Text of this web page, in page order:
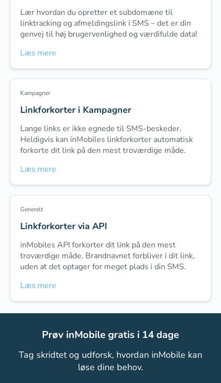
Lær hvordan du opretter et subdomæne til
linktracking og afmeldingslink i SMS – det er din
genvej til høj brugervenlighed og værdifulde data!
Læs mere
Kampagner
Linkforkorter i Kampagner
Lange links er ikke egnede til SMS-beskeder.
Heldigvis kan inMobiles linkforkorter automatisk
forkorte dit link på den mest troværdige måde.
Læs mere
Generelt
Linkforkorter via API
inMobiles API forkorter dit link på den mest
troværdige måde. Brandnavnet forbliver i dit link,
uden at det optager for meget plads i din SMS.
Læs mere
Prøv inMobile gratis i 14 dage
Tag skridtet og udforsk, hvordan inMobile kan
løse dine behov.